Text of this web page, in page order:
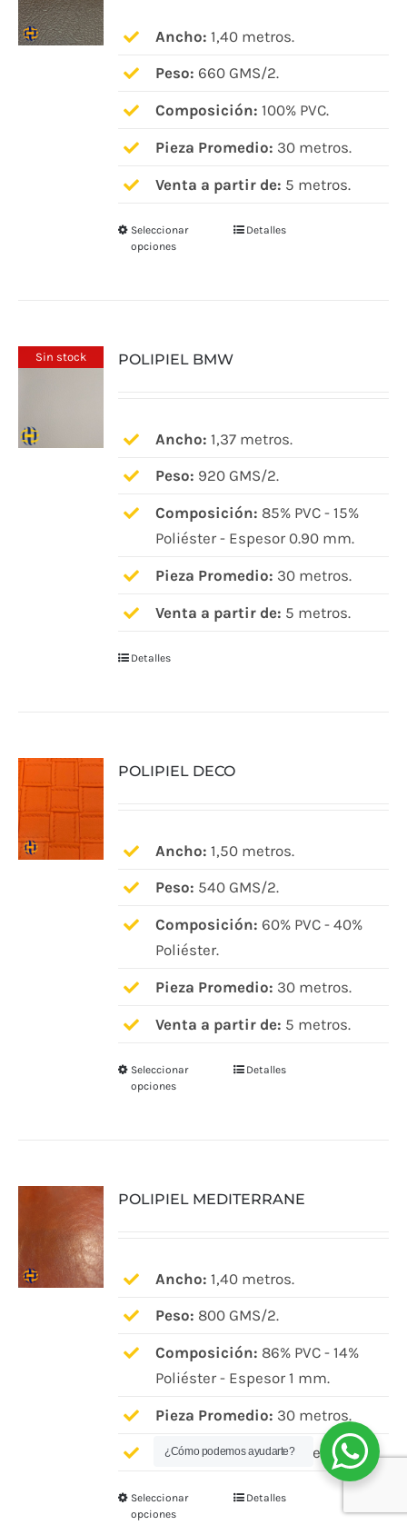
pueden
la
producto
Ancho: 1,40 metros.
Peso: 660 GMS/2.
Composición: 100% PVC.
Pieza Promedio: 30 metros.
Venta a partir de: 5 metros.
Seleccionar
opciones
Este
Las
pueden
la
página
Detalles
Sin stock POLIPIEL BMW
Ancho: 1,37 metros.
Peso: 920 GMS/2.
Composición: 85% PVC - 15%
Poliéster - Espesor 0.90 mm.
Pieza Promedio: 30 metros.
Venta a partir de: 5 metros.
Detalles
POLIPIEL DECO
Ancho: 1,50 metros.
Peso: 540 GMS/2.
Composición: 60% PVC - 40%
Poliéster.
Pieza Promedio: 30 metros.
Venta a partir de: 5 metros.
Seleccionar
opciones
Este
Las
pueden
la
página
Detalles
POLIPIEL MEDITERRANE
Ancho: 1,40 metros.
Peso: 800 GMS/2.
Composición: 86% PVC - 14%
Poliéster - Espesor 1 mm.
Pieza Promedio: 30 metros.
Venta a partir de:5 metros.
Seleccionar
opciones
EsteDetalles
¿Cómo podemos ayudarte?